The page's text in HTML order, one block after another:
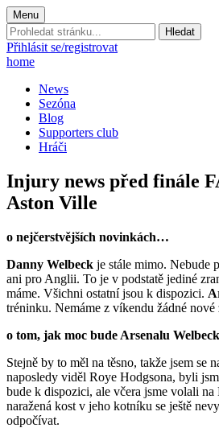
Menu
Prohledat
stránku:
Přihlásit se/registrovat
home
News
Sezóna
Blog
Supporters club
Hráči
Injury news před finále
Aston Ville
o nejčerstvějších novinkách…
Danny Welbeck je stále mimo. Nebude
ani pro Anglii. To je v podstatě jediné
máme. Všichni ostatní jsou k dispozici.
tréninku. Nemáme z víkendu žádné nové
o tom, jak moc bude Arsenalu
Stejně by to měl na těsno, takže jsem se
naposledy viděl Roye Hodgsona, byli
bude k dispozici, ale včera jsme volali
naražená kost v jeho kotníku se ještě
odpočívat.